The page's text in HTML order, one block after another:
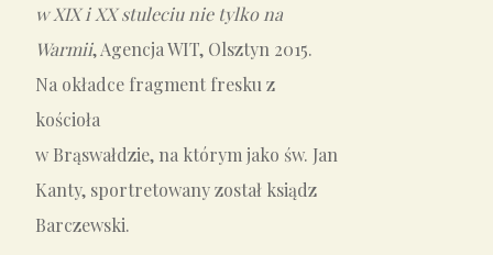
w XIX i XX stuleciu nie tylko na
Warmii, Agencja WIT, Olsztyn 2015.
Na okładce fragment fresku z
kościoła
w Brąswałdzie, na którym jako św. Jan
Kanty, sportretowany został ksiądz
Barczewski.